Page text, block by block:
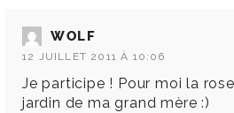
WOLF
12 JUILLET 2011 À 10:06
Je participe ! Pour moi la
jardin de ma grand mère :)